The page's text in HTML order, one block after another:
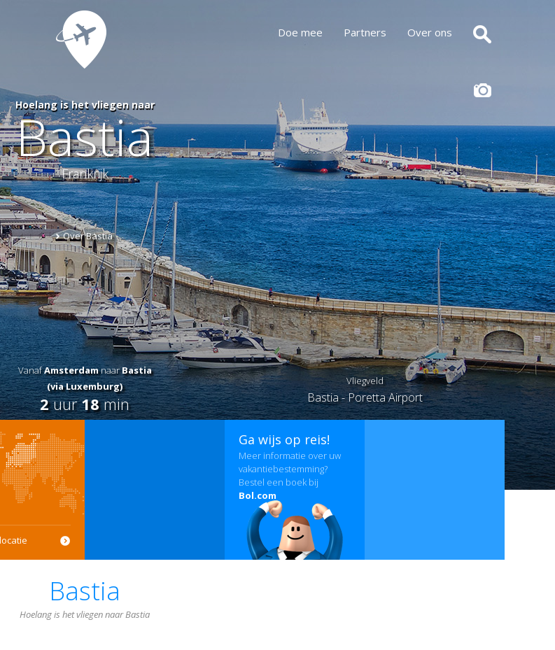
Doe mee Partners Over ons
Hoelang is het vliegen naar
Bastia
Frankrijk
Over Bastia
VanafAmsterdamnaarBastia
(via Luxemburg)
2uur18min
Vliegveld
Bastia - Poretta Airport
Ga wijs op reis!
Meer informatie over uw
vakantiebestemming?
Bestel een boek bij
Bol.com
Bastia
Hoelang is het vliegen naar Bastia